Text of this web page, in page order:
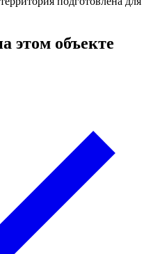
этом объекте